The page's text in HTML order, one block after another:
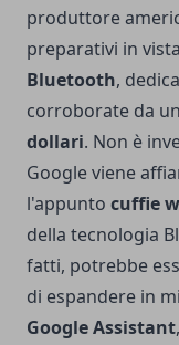
produttore
preparativi in
Bluetooth,
corroborate da
dollari. Non è
Google viene
l'appunto cuffie
della tecnologia
fatti, potrebbe
di espandere in
Google Assistant